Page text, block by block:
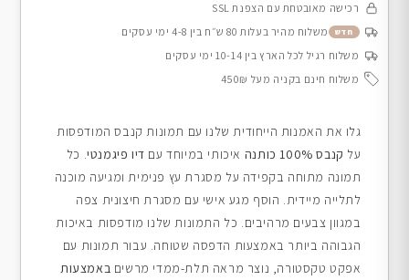
רכישה מאובטחת עם הצפנת SSL
חדש
משלוח מהיר בעלות 80 ש״ח בין 4-8 ימי עסקים
משלוח רגיל לכל הארץ בין 10-14 ימי עסקים
משלוח חינם בקניה מעל 450₪
גלו את האמנות הייחודית שלנו עם תמונות קנבס המודפסות
על קנבס 100% כותנה איכותי במיוחד עם דיו פיגמנטי. כל
תמונה מתוחה בקפידה על מסגרת עץ פנימית ומגיעה מוכנה
לתלייה מיידית. הוסף מגע אישי עם מסגרת חיצונית צפה
במגוון צבעים מרהיבים. כל התמונות שלנו מודפסות באיכות
הגבוהה ביותר באמצעות הדפסה שטוחה. עבור תמונות עם
אפקט טקסטורה, נוצר מראה תלת-ממדי מרשים באמצעות